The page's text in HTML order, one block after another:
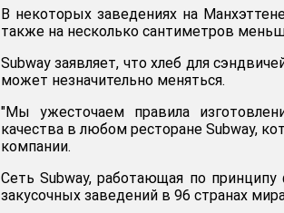
В некоторых заведениях на
также на несколько сантиметров
Subway заявляет, что хлеб для
может незначительно меняться.
"Мы ужесточаем правила
качества в любом ресторане Subway,
компании.
Сеть Subway, работающая по принципу
закусочных заведений в 96 странах